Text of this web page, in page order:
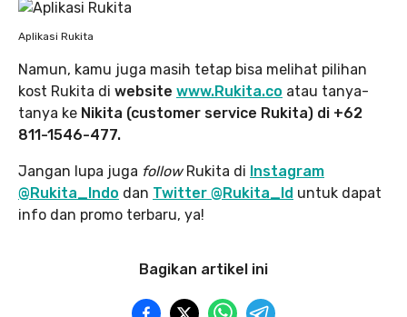
Aplikasi Rukita
Namun, kamu juga masih tetap bisa melihat pilihan
kost Rukita di website www.Rukita.co atau tanya-
tanya ke Nikita (customer service Rukita) di +62
811-1546-477.
Jangan lupa juga followRukita di Instagram
@Rukita_Indo dan Twitter @Rukita_Id untuk dapat
info dan promo terbaru, ya!
Bagikan artikel ini